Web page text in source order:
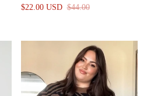
$22.00 USD $44.00